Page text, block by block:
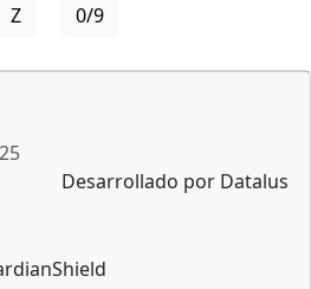
Z 0/9
Desarrollado por Datalus